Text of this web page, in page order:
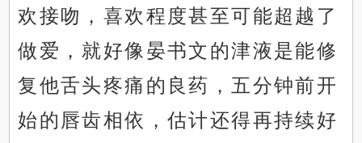
欢接吻，喜欢程度甚至可能超越了
做爱，就好像晏书文的津液是能修
复他舌头疼痛的良药，五分钟前开
始的唇齿相依，估计还得再持续好